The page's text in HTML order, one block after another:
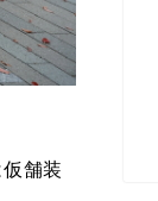
舗装